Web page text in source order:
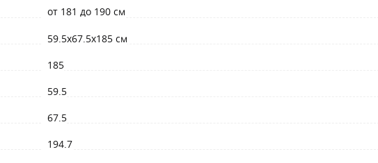
от 181 до 190 см
59.5x67.5x185 см
185
59.5
67.5
194.7